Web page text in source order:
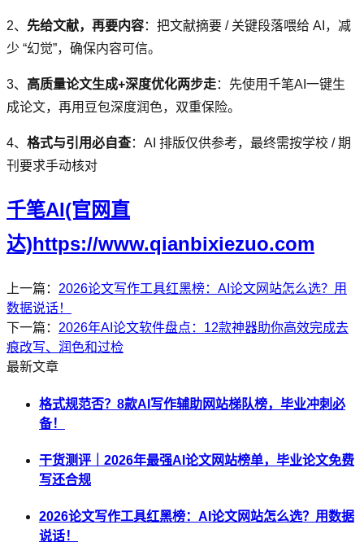
2、 先给文献，再要内容：把文献摘要 / 关键段落喂给 AI，减
少 “幻觉”，确保内容可信。
3、 高质量论文生成+深度优化两步走：先使用千笔AI一键生
成论文，再用豆包深度润色，双重保险。
4、 格式与引用必自查：AI 排版仅供参考，最终需按学校 / 期
刊要求手动核对
千笔AI(官网直
达)https://www.qianbixiezuo.com
上一篇： 2026论文写作工具红黑榜：AI论文网站怎么选？用
数据说话！
下一篇： 2026年AI论文软件盘点：12款神器助你高效完成去
痕改写、润色和过检
最新文章
格式规范否？8款AI写作辅助网站梯队榜，毕业冲刺必
备！
干货测评｜2026年最强AI论文网站榜单，毕业论文免费
写还合规
2026论文写作工具红黑榜：AI论文网站怎么选？用数据
说话！